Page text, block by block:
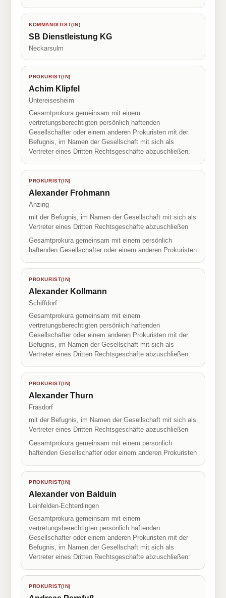
KOMMANDITIST(IN)
SB Dienstleistung KG
Neckarsulm
PROKURIST(IN)
Achim Klipfel
Untereisesheim
Gesamtprokura gemeinsam mit einem
vertretungsberechtigten persönlich haftenden
Gesellschafter oder einem anderen Prokuristen mit der
Befugnis, im Namen der Gesellschaft mit sich als
Vertreter eines Dritten Rechtsgeschäfte abzuschließen:
PROKURIST(IN)
Alexander Frohmann
Anzing
mit der Befugnis, im Namen der Gesellschaft mit sich als
Vertreter eines Dritten Rechtsgeschäfte abzuschließen
Gesamtprokura gemeinsam mit einem persönlich
haftenden Gesellschafter oder einem anderen Prokuristen
PROKURIST(IN)
Alexander Kollmann
Schiffdorf
Gesamtprokura gemeinsam mit einem
vertretungsberechtigten persönlich haftenden
Gesellschafter oder einem anderen Prokuristen mit der
Befugnis, im Namen der Gesellschaft mit sich als
Vertreter eines Dritten Rechtsgeschäfte abzuschließen:
PROKURIST(IN)
Alexander Thurn
Frasdorf
mit der Befugnis, im Namen der Gesellschaft mit sich als
Vertreter eines Dritten Rechtsgeschäfte abzuschließen
Gesamtprokura gemeinsam mit einem persönlich
haftenden Gesellschafter oder einem anderen Prokuristen
PROKURIST(IN)
Alexander von Balduin
Leinfelden-Echterdingen
Gesamtprokura gemeinsam mit einem
vertretungsberechtigten persönlich haftenden
Gesellschafter oder einem anderen Prokuristen mit der
Befugnis, im Namen der Gesellschaft mit sich als
Vertreter eines Dritten Rechtsgeschäfte abzuschließen:
PROKURIST(IN)